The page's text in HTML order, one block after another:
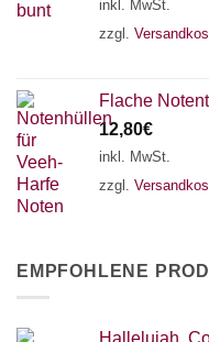
inkl. MwSt.
zzgl.
Flache
12,80€
inkl. MwSt.
zzgl.
EMPFOHLENE